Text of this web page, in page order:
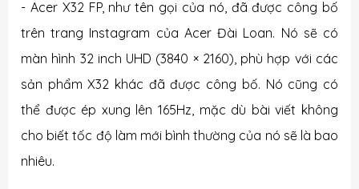
- Acer X32 FP, như tên gọi của nó, đã được công bố
trên trang Instagram của Acer Đài Loan. Nó sẽ có
màn hình 32 inch UHD (3840 × 2160), phù hợp với các
sản phẩm X32 khác đã được công bố. Nó cũng có
thể được ép xung lên 165Hz, mặc dù bài viết không
cho biết tốc độ làm mới bình thường của nó sẽ là bao
nhiêu.